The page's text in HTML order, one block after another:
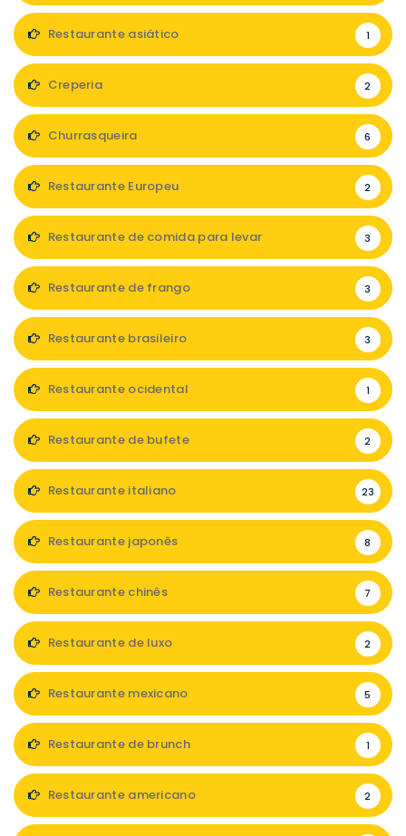
Restaurante asiático 1
Creperia 2
Churrasqueira 6
Restaurante Europeu 2
Restaurante de comida para levar 3
Restaurante de frango 3
Restaurante brasileiro 3
Restaurante ocidental 1
Restaurante de bufete 2
Restaurante italiano 23
Restaurante japonês 8
Restaurante chinês 7
Restaurante de luxo 2
Restaurante mexicano 5
Restaurante de brunch 1
Restaurante americano 2